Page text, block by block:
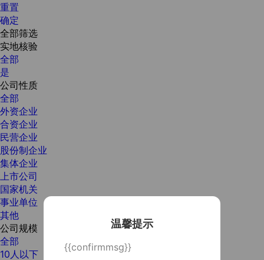
温馨提示
{{confirmmsg}}
重置
确定
全部筛选
实地核验
全部
是
公司性质
全部
外资企业
合资企业
民营企业
股份制企业
集体企业
上市公司
国家机关
事业单位
其他
公司规模
全部
10人以下